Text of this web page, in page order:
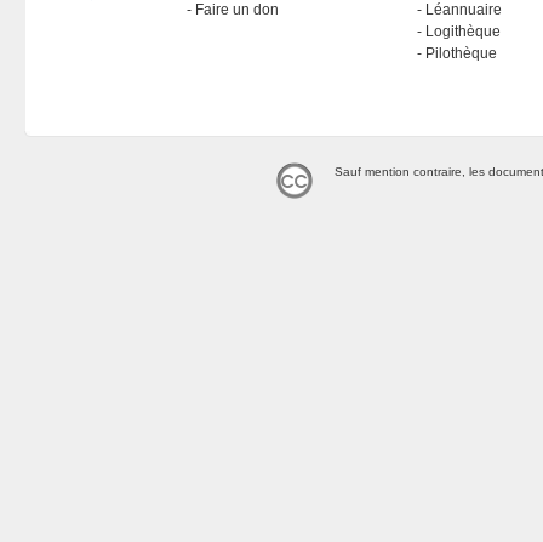
Faire un don
Léannuaire
Logithèque
Pilothèque
Sauf mention contraire, les